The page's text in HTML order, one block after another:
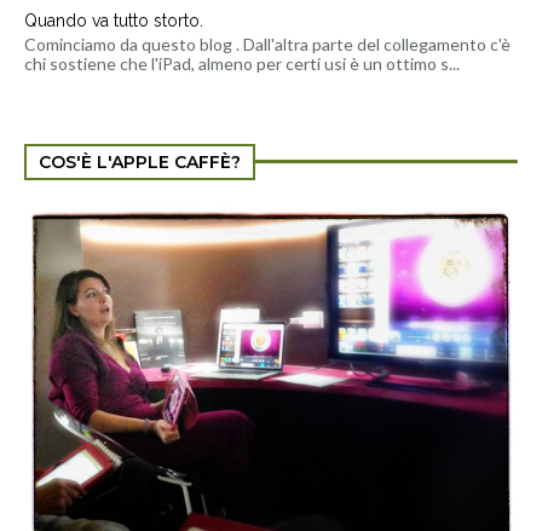
Quando va tutto storto.
Cominciamo da questo blog . Dall'altra parte del collegamento c'è
chi sostiene che l'iPad, almeno per certi usi è un ottimo s...
COS'È L'APPLE CAFFÈ?